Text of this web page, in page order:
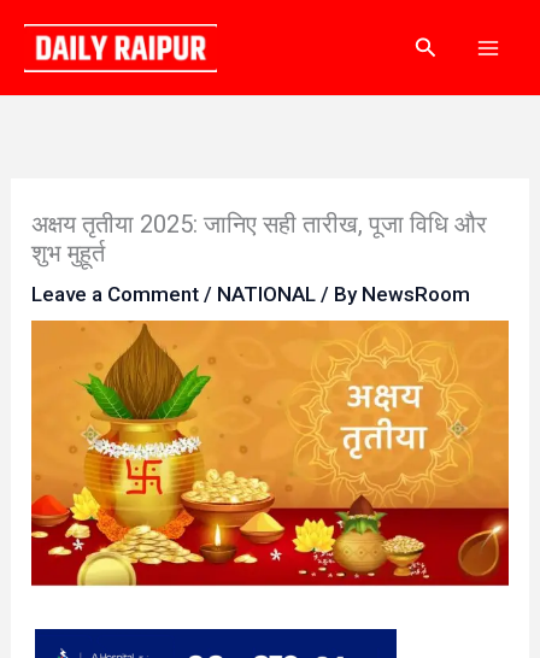
content
Search
अक्षय तृतीया 2025: जानिए सही तारीख, पूजा विधि और
शुभ मुहूर्त
Leave a Comment / NATIONAL / By NewsRoom